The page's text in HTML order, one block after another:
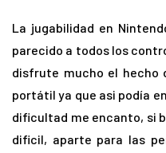
La jugabilidad en
parecido a todos los
disfrute mucho el hecho
portátil ya que asi podía
dificultad me encanto, si
dificil, aparte para las